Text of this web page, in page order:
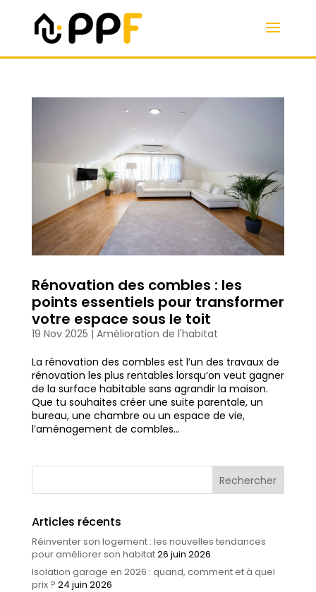
Rénovation des combles : les
points essentiels pour transformer
votre espace sous le toit
19 Nov 2025 | Amélioration de l'habitat
La rénovation des combles est l’un des travaux de
rénovation les plus rentables lorsqu’on veut gagner
de la surface habitable sans agrandir la maison.
Que tu souhaites créer une suite parentale, un
bureau, une chambre ou un espace de vie,
l’aménagement de combles...
Articles récents
Réinventer son logement : les nouvelles tendances
pour améliorer son habitat26 juin 2026
Isolation garage en 2026 : quand, comment et à quel
prix ? 24 juin 2026